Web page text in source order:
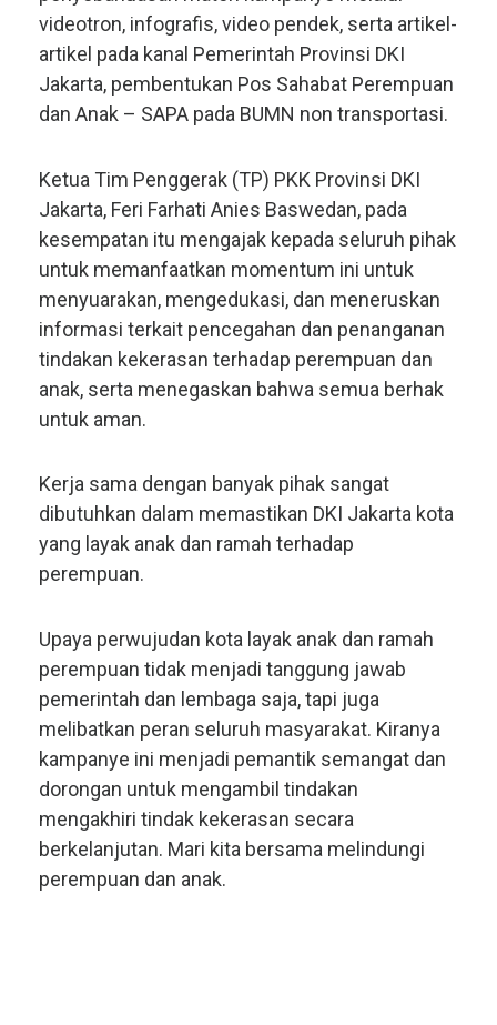
videotron, infografis, video pendek, serta artikel-
artikel pada kanal Pemerintah Provinsi DKI
Jakarta, pembentukan Pos Sahabat Perempuan
dan Anak – SAPA pada BUMN non transportasi.
Ketua Tim Penggerak (TP) PKK Provinsi DKI
Jakarta, Feri Farhati Anies Baswedan, pada
kesempatan itu mengajak kepada seluruh pihak
untuk memanfaatkan momentum ini untuk
menyuarakan, mengedukasi, dan meneruskan
informasi terkait pencegahan dan penanganan
tindakan kekerasan terhadap perempuan dan
anak, serta menegaskan bahwa semua berhak
untuk aman.
Kerja sama dengan banyak pihak sangat
dibutuhkan dalam memastikan DKI Jakarta kota
yang layak anak dan ramah terhadap
perempuan.
Upaya perwujudan kota layak anak dan ramah
perempuan tidak menjadi tanggung jawab
pemerintah dan lembaga saja, tapi juga
melibatkan peran seluruh masyarakat. Kiranya
kampanye ini menjadi pemantik semangat dan
dorongan untuk mengambil tindakan
mengakhiri tindak kekerasan secara
berkelanjutan. Mari kita bersama melindungi
perempuan dan anak.